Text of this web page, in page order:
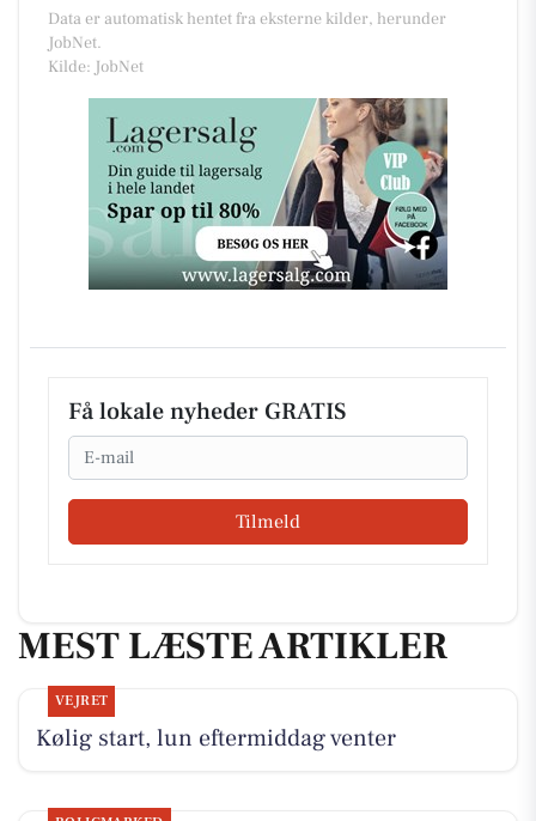
Data er automatisk hentet fra eksterne kilder, herunder
JobNet.
Kilde: JobNet
Få lokale nyheder GRATIS
Email
Tilmeld
MEST LÆSTE ARTIKLER
VEJRET
Kølig start, lun eftermiddag venter